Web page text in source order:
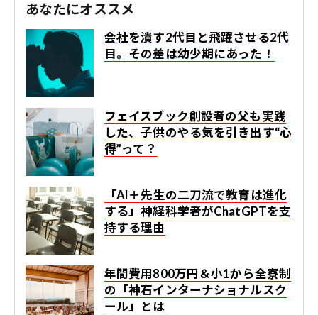
あなたにオススメ
会社を潰す2代目と飛躍させる2代
目。その差は幼少期にあった！
フェイスブック創設者の父も実践
した、子供のやる気を引き出す“心
得”って？
「AI＋先生の二刀流で教育は進化
する」神経科学者がChatGPTを支
持する理由
年間費用800万円＆小1から全寮制
の「神石インターナショナルスク
ール」とは